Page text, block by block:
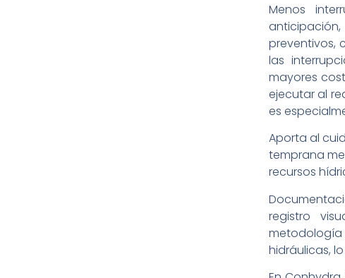
Menos
preventivos,
las
mayores
ejecutar al
es
Aporta al
temprana
recursos
registro
hidráulicas,